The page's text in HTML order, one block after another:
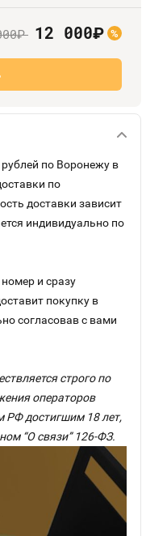
руб. 12 000руб. %
по Воронежу в
по
доставки зависит
индивидуально по
и сразу
покупку в
согласовав с вами
строго по
операторов
РФ достигшим 18 лет,
“О связи” 126-ФЗ.